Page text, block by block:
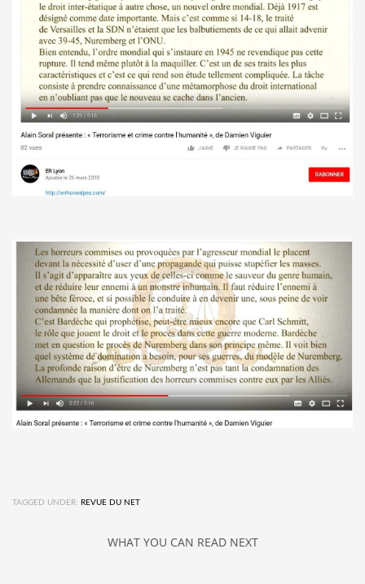
TAGGED UNDER: REVUE DU NET
WHAT YOU CAN READ NEXT